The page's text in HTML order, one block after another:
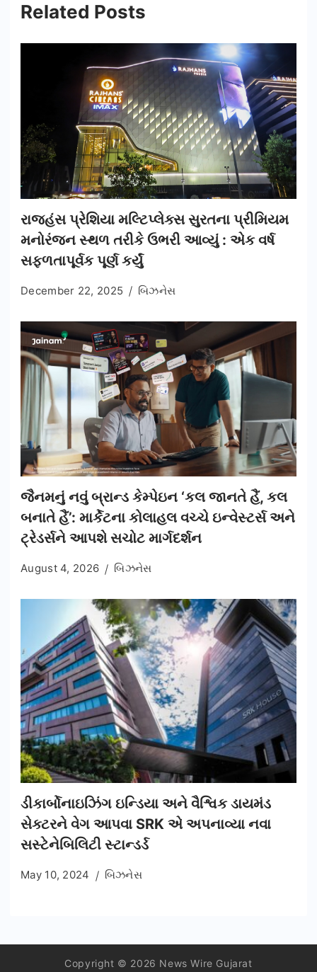
Related Posts
રાજહંસ પ્રેશિયા મલ્ટિપ્લેક્સ સુરતના પ્રીમિયમ
મનોરંજન સ્થળ તરીકે ઉભરી આવ્યું : એક વર્ષ
સફળતાપૂર્વક પૂર્ણ કર્યું
December 22, 2025 બિઝનેસ
જૈનમનું નવું બ્રાન્ડ કેમ્પેઇન ‘કલ જાનતે હૈં, કલ
બનાતે હૈં’: માર્કેટના કોલાહલ વચ્ચે ઇન્વેસ્ટર્સ અને
ટ્રેડર્સને આપશે સચોટ માર્ગદર્શન
August 4, 2026 બિઝનેસ
ડીકાર્બોનાઇઝિંગ ઇન્ડિયા અને વૈશ્વિક ડાયમંડ
સેક્ટરને વેગ આપવા SRK એ અપનાવ્યા નવા
સસ્ટેનેબિલિટી સ્ટાન્ડર્ડ
May 10, 2024 બિઝનેસ
Copyright © 2026 News Wire Gujarat